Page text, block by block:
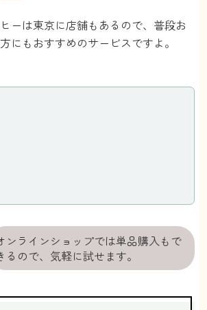
ーは東京に店舗もあるので、普段お
にもおすすめのサービスですよ。
ンラインショップでは単品購入もで
るので、気軽に試せます。